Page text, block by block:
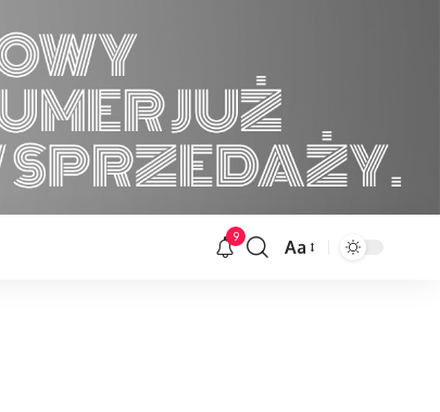
9
Font
Aa